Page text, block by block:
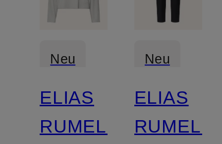
Neu
ELIAS
RUMELIS
Neu
ELIAS
RUMELIS